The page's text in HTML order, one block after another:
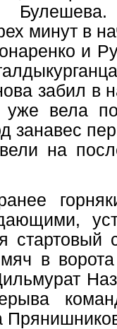
минут в
и
забил в
вела
занавес
на
стартовый
в